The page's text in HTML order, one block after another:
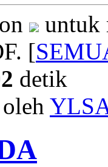
untuk
[
detik